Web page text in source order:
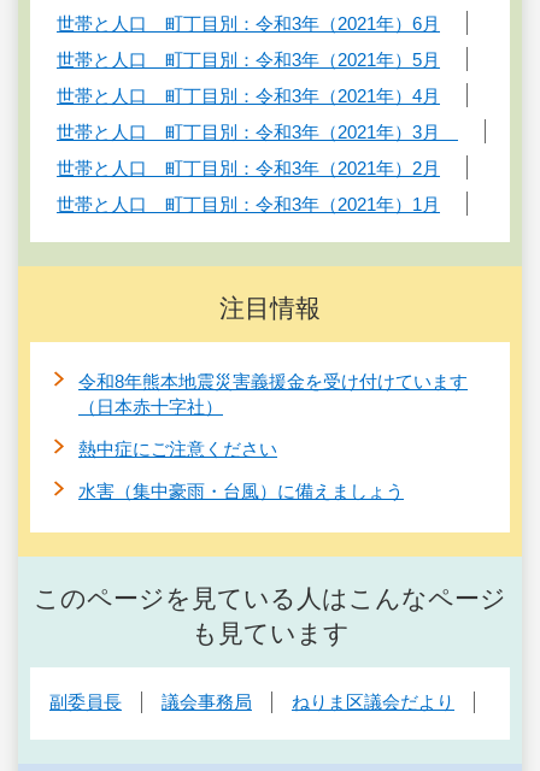
世帯と人口 町丁目別：令和3年（2021年）6月
世帯と人口 町丁目別：令和3年（2021年）5月
世帯と人口 町丁目別：令和3年（2021年）4月
世帯と人口 町丁目別：令和3年（2021年）3月
世帯と人口 町丁目別：令和3年（2021年）2月
世帯と人口 町丁目別：令和3年（2021年）1月
注目情報
令和8年熊本地震災害義援金を受け付けています
（日本赤十字社）
熱中症にご注意ください
水害（集中豪雨・台風）に備えましょう
このページを見ている人はこんなページ
も見ています
副委員長 議会事務局 ねりま区議会だより